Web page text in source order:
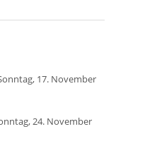
17. November
24. November